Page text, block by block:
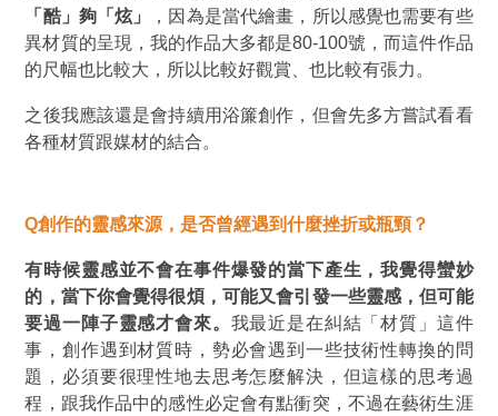
「酷」夠「炫」
，因為是當代繪畫，所以感覺也需要有些
異材質的呈現，我的作品大多都是80-100號，而這件作品
的尺幅也比較大，所以比較好觀賞、也比較有張力。
之後我應該還是會持續用浴簾創作，但會先多方嘗試看看
各種材質跟媒材的結合。
Q創作的靈感來源，是否曾經遇到什麼挫折或瓶頸？
有時候靈感並不會在事件爆發的當下產生，我覺得蠻妙
的，當下你會覺得很煩，可能又會引發一些靈感，但可能
要過一陣子靈感才會來。 我最近是在糾結「材質」這件
事，創作遇到材質時，勢必會遇到一些技術性轉換的問
題，必須要很理性地去思考怎麼解決，但這樣的思考過
程，跟我作品中的感性必定會有點衝突，不過在藝術生涯